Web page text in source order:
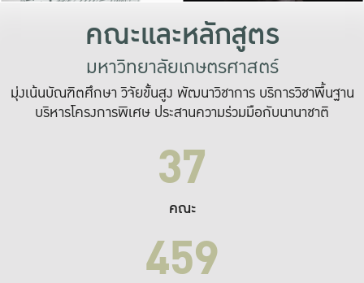
คณะและหลักสูตร
มหาวิทยาลัยเกษตรศาสตร์
มุ่งเน้นบัณฑิตศึกษา วิจัยขั้นสูง พัฒนาวิชาการ บริการวิชาพื้นฐาน
บริหารโครงการพิเศษ ประสานความร่วมมือกับนานาชาติ
37
คณะ
459